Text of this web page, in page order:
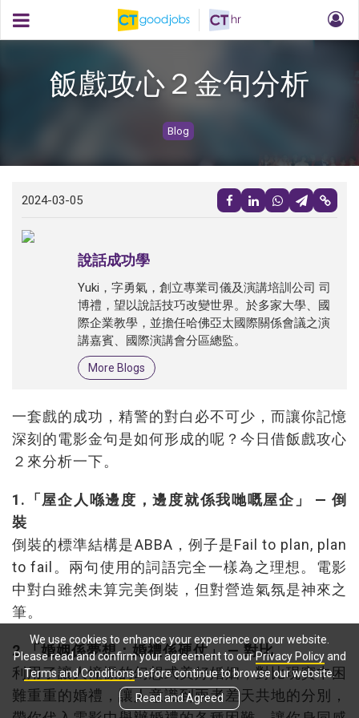
飯戲攻心２金句分析
Blog
2024-03-05
說話成功學
Yuki，字勇氣，創立專業司儀及演講培訓公司 司
博禮，望以說話技巧改變世界。於多家大學、國
際企業教學，並擔任哈佛亞太國際關係會議之演
講嘉賓、國際演講會分區總監。
More Blogs
一套戲的成功，精警的對白必不可少，而讓你記憶
深刻的電影金句是如何形成的呢？今日借飯戲攻心
２來分析一下。
1. 「屋企人喺邊度，邊度就係我哋嘅屋企」 —倒
裝
倒裝的標準結構是ABBA，例子是Fail to plan, plan
to fail。兩句使用的詞語完全一樣為之理想。電影
中對白雖然未算完美倒裝，但對營造氣氛是神來之
筆。
2.「婚姻係夢想；婚禮係硬仗」—對比
利用了讓人憧憬的幻想式美好婚姻，對比現實中困
難重重的婚禮，讓人意識到兩者差天共地的分別，
We use cookies to enhance your experience on our website.
Please read and confirm your agreement to ourPrivacy Policyand
Terms and Conditionsbefore continue to browse our website.
Read and Agreed